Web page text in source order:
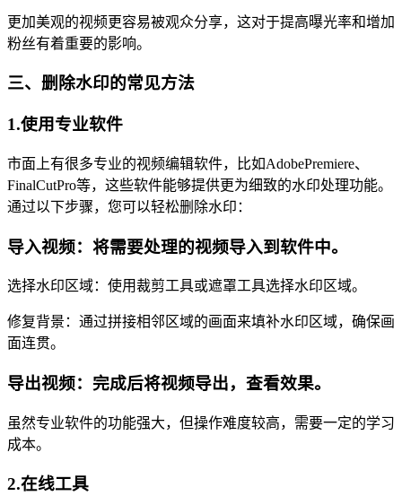
更加美观的视频更容易被观众分享，这对于提高曝光率和增加
粉丝有着重要的影响。
三、删除水印的常见方法
1.使用专业软件
市面上有很多专业的视频编辑软件，比如AdobePremiere、
FinalCutPro等，这些软件能够提供更为细致的水印处理功能。
通过以下步骤，您可以轻松删除水印：
导入视频：将需要处理的视频导入到软件中。
选择水印区域：使用裁剪工具或遮罩工具选择水印区域。
修复背景：通过拼接相邻区域的画面来填补水印区域，确保画
面连贯。
导出视频：完成后将视频导出，查看效果。
虽然专业软件的功能强大，但操作难度较高，需要一定的学习
成本。
2.在线工具